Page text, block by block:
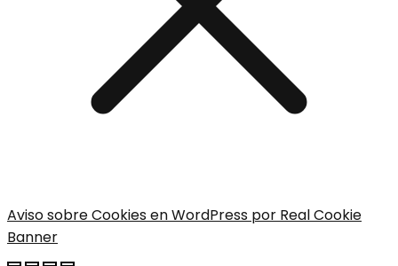
Aviso sobre Cookies en WordPress por Real Cookie
Banner